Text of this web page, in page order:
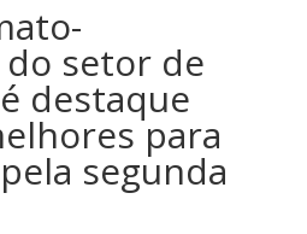
setor de
destaque
para
segunda